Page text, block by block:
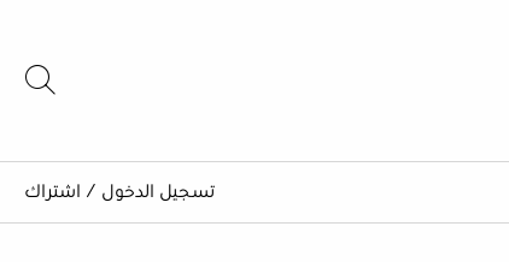
تسجيل الدخول / اشتراك